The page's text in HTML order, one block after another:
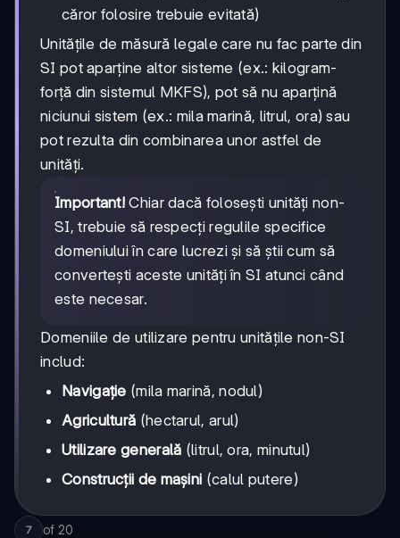
căror folosire trebuie evitată)
Unitățile de măsură legale care nu fac parte din
SI pot aparține altor sisteme (ex.: kilogram-
forță din sistemul MKFS), pot să nu aparțină
niciunui sistem (ex.: mila marină, litrul, ora) sau
pot rezulta din combinarea unor astfel de
unități.
Important! Chiar dacă folosești unități non-
SI, trebuie să respecți regulile specifice
domeniului în care lucrezi și să știi cum să
convertești aceste unități în SI atunci când
este necesar.
Domeniile de utilizare pentru unitățile non-SI
includ:
Navigație (mila marină, nodul)
Agricultură (hectarul, arul)
Utilizare generală (litrul, ora, minutul)
Construcții de mașini (calul putere)
7 of 20